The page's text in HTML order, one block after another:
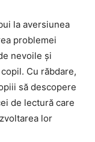
la aversiunea
problemei
nevoile și
Cu răbdare,
să descopere
de lectură care
lor